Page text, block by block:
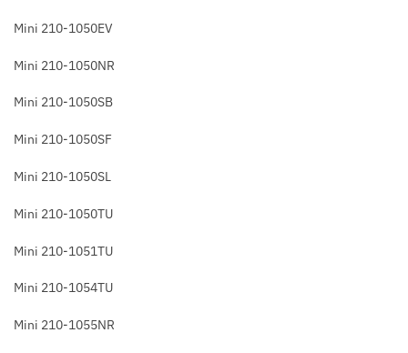
Mini 210-1050EV
Mini 210-1050NR
Mini 210-1050SB
Mini 210-1050SF
Mini 210-1050SL
Mini 210-1050TU
Mini 210-1051TU
Mini 210-1054TU
Mini 210-1055NR